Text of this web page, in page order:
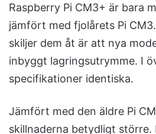
Raspberry Pi CM3+ är bara
jämfört med fjolårets Pi
skiljer dem åt är att nya
inbyggt lagringsutrymme. I
specifikationer identiska.
Jämfört med den äldre Pi
skillnaderna betydligt större.